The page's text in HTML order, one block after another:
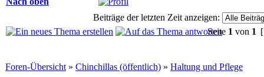
Beiträge der letzten Zeit anzeigen:
Seite 1 von 1
Foren-Übersicht » Chinchillas (öffentlich) » Haltung und Pflege